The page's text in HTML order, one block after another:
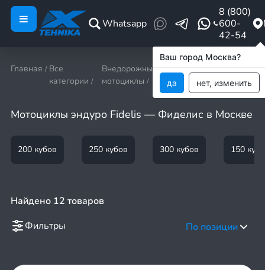
Whatsapp
8 (800)
600-
42-54
Главная / Все
категории /
Внедорожные
мотоциклы /
Мотоциклы эндуро Fidelis — Фиделис в Москве
200 кубов 250 кубов 300 кубов 150
Найдено 12 товаров
Фильтры
По позиции
Ваш город Москва?
да нет, изменить